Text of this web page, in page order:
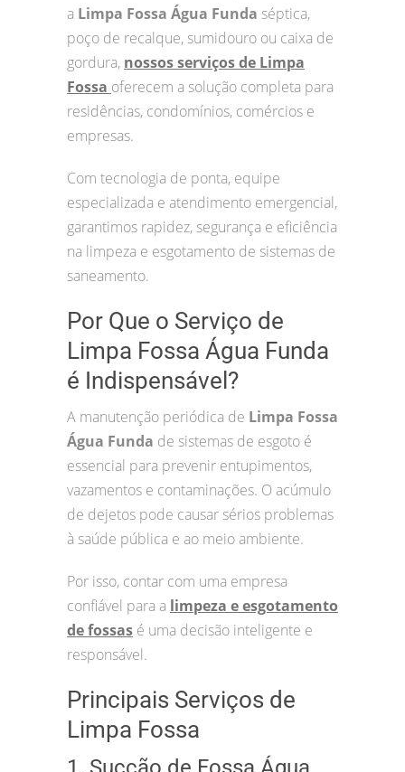
a Limpa Fossa Água Funda séptica,
poço de recalque, sumidouro ou caixa de
gordura, nossos serviços de Limpa
Fossa oferecem a solução completa para
residências, condomínios, comércios e
empresas.
Com tecnologia de ponta, equipe
especializada e atendimento emergencial,
garantimos rapidez, segurança e eficiência
na limpeza e esgotamento de sistemas de
saneamento.
Por Que o Serviço de
Limpa Fossa Água Funda
é Indispensável?
A manutenção periódica de Limpa Fossa
Água Funda de sistemas de esgoto é
essencial para prevenir entupimentos,
vazamentos e contaminações. O acúmulo
de dejetos pode causar sérios problemas
à saúde pública e ao meio ambiente.
Por isso, contar com uma empresa
confiável para a limpeza e esgotamento
de fossas é uma decisão inteligente e
responsável.
Principais Serviços de
Limpa Fossa